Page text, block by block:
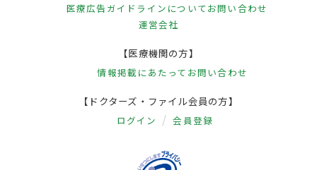
医療広告ガイドラインについてお問い合わせ
運営会社
【医療機関の方】
情報掲載にあたって お問い合わせ
【ドクターズ・ファイル会員の方】
ログイン 会員登録